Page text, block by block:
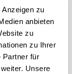
zu
anbieten
zu
zu Ihrer
Partner für
Unsere